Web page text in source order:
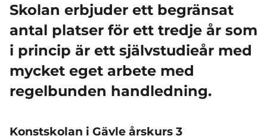
Skolan erbjuder ett begränsat
antal platser för ett tredje år som
i princip är ett självstudieår med
mycket eget arbete med
regelbunden handledning.
Konstskolan i Gävle årskurs 3